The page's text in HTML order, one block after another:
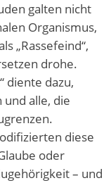
galten nicht
Organismus,
„Rassefeind“,
drohe.
diente dazu,
alle, die
diese
oder
– und